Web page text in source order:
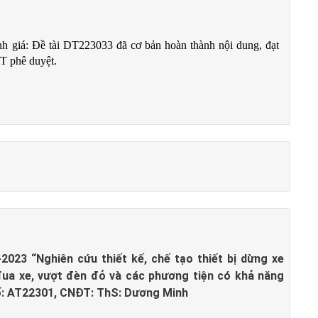
giá: Đề tài DT223033 đã cơ bản hoàn thành nội dung, đạt
phê duyệt.
“Nghiên cứu thiết kế, chế tạo thiết bị dừng xe
xe, vượt đèn đỏ và các phương tiện có khả năng
CNĐT: ThS: Dương Minh